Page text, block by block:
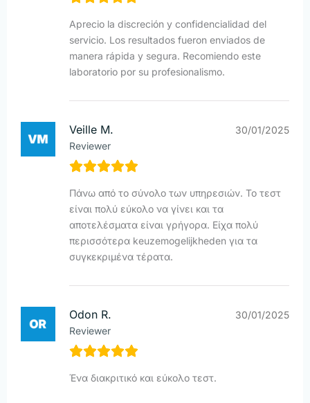
Aprecio la discreción y confidencialidad del
servicio. Los resultados fueron enviados de
manera rápida y segura. Recomiendo este
laboratorio por su profesionalismo.
Veille M.
Reviewer
30/01/2025
Πάνω από το σύνολο των υπηρεσιών. Το τεστ
είναι πολύ εύκολο να γίνει και τα
αποτελέσματα είναι γρήγορα. Είχα πολύ
περισσότερα keuzemogelijkheden για τα
συγκεκριμένα τέρατα.
Odon R.
Reviewer
30/01/2025
Ένα διακριτικό και εύκολο τεστ.